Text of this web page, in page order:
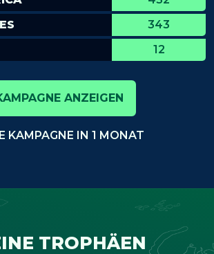
343
12
ANZEIGEN
KAMPAGNE IN 1 MONAT
TROPHÄEN